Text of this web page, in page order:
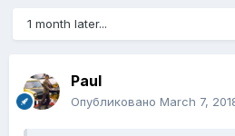
1 month later...
Paul
Опубликовано March 7,